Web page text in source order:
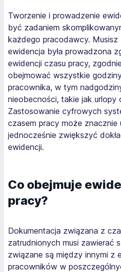
Tworzenie i prowadzenie
być zadaniem
każdego pracodawcy.
ewidencja była prowadzona
ewidencji czasu pracy,
obejmować wszystkie
pracownika, w tym
nieobecności, takie jak urlopy
Zastosowanie cyfrowych
czasem pracy może znacznie
jednocześnie zwiększyć
ewidencji.
Co obejmuje
pracy?
Dokumentacja związana z
zatrudnionych musi zawierać
związane są między innymi z
pracowników w